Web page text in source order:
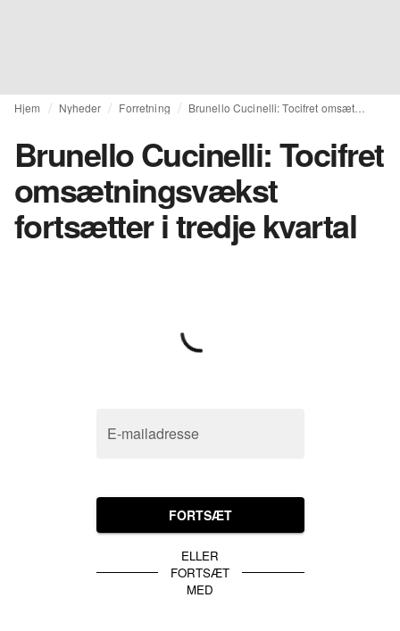
Hjem Nyheder Forretning
Brunello Cucinelli: Tocifret
omsætningsvækst
fortsætter i tredje kvartal
E-mailadresse
FORTSÆT
ELLER
FORTSÆT
MED